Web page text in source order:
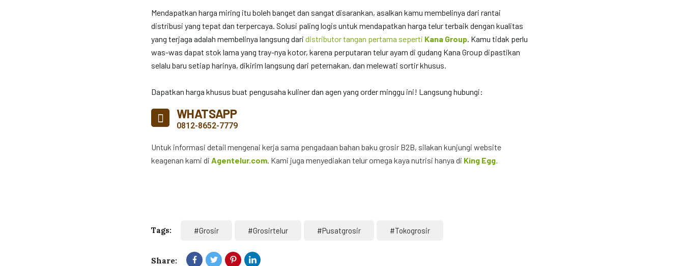
Mendapatkan harga miring itu boleh banget dan sangat disarankan, asalkan kamu membelinya dari rantai
distribusi yang tepat dan terpercaya. Solusi paling logis untuk mendapatkan harga telur terbaik dengan kualitas
yang terjaga adalah membelinya langsung dari distributor tangan pertama seperti Kana Group. Kamu tidak perlu
was-was dapat stok lama yang tray-nya kotor, karena perputaran telur ayam di gudang Kana Group dipastikan
selalu baru setiap harinya, dikirim langsung dari peternakan, dan melewati sortir khusus.
Dapatkan harga khusus buat pengusaha kuliner dan agen yang order minggu ini! Langsung hubungi:
WHATSAPP
0812-8652-7779
Untuk informasi detail mengenai kerja sama pengadaan bahan baku grosir B2B, silakan kunjungi website
keagenan kami di Agentelur.com. Kami juga menyediakan telur omega kaya nutrisi hanya di King Egg.
Tags: #grosir #grosirtelur #pusatgrosir #tokogrosir
Share: